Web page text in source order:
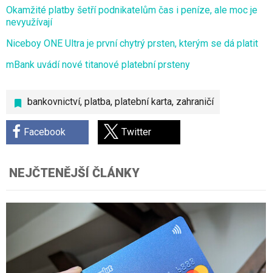
bankovnictví, platba, platební karta, zahraničí
Facebook Twitter
Okamžité platby šetří podnikatelům čas i peníze, ale moc je
nevyužívají
Niceboy ONE Ultra je první chytrý prsten, kterým se dá platit
mBank uvádí nové titanové platební prsteny
NEJČTENĚJŠÍ ČLÁNKY